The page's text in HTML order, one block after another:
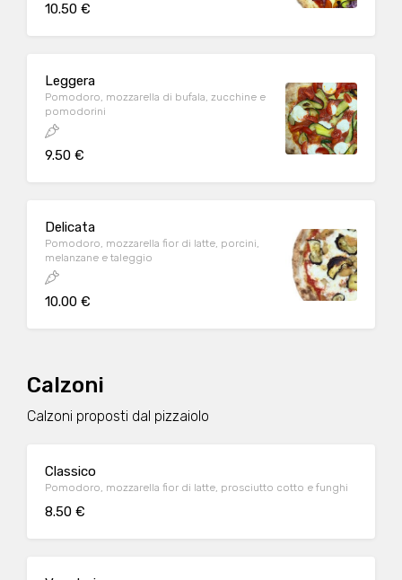
10.50 €
Leggera
Pomodoro, mozzarella di bufala, zucchine e
pomodorini
9.50 €
Delicata
Pomodoro, mozzarella fior di latte, porcini,
melanzane e taleggio
10.00 €
Calzoni
Calzoni proposti dal pizzaiolo
Classico
Pomodoro, mozzarella fior di latte, prosciutto cotto e funghi
8.50 €